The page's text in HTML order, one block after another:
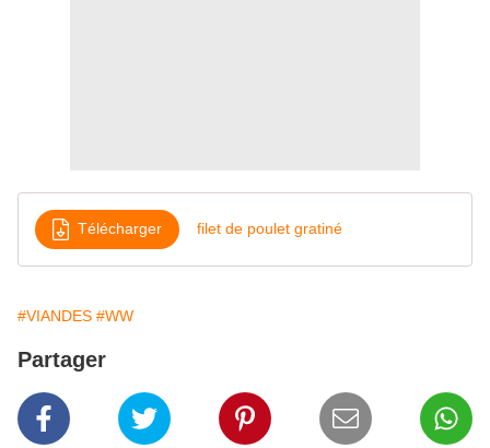
Télécharger filet de poulet gratiné
#VIANDES #WW
Partager